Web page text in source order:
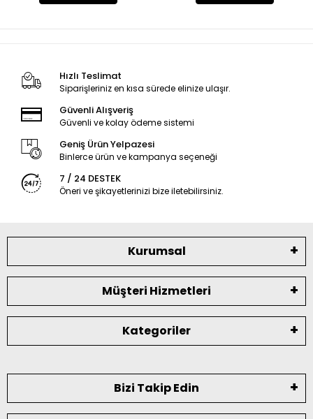
Hızlı Teslimat
Siparişleriniz en kısa sürede elinize ulaşır.
Güvenli Alışveriş
Güvenli ve kolay ödeme sistemi
Geniş Ürün Yelpazesi
Binlerce ürün ve kampanya seçeneği
7 / 24 DESTEK
Öneri ve şikayetlerinizi bize iletebilirsiniz.
Kurumsal
Müşteri Hizmetleri
Kategoriler
Bizi Takip Edin